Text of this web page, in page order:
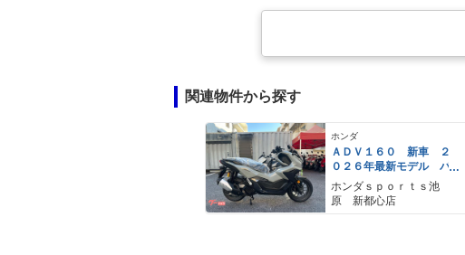
関連物件から探す
ホンダ
ＡＤＶ１６０ 新車 ２
０２６年最新モデル パ
ールスモーキーグレー
スマートキー ２９Ｌ
メットイン ＵＳＢ Ｔ
ホンダｓｐｏｒｔｓ池
原 新都心店